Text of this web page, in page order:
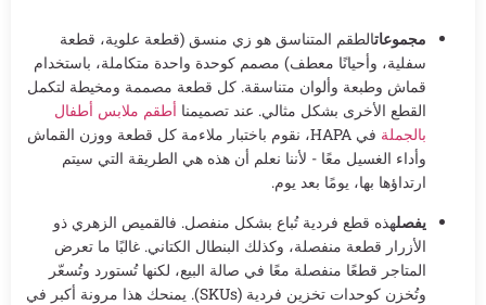
مجموعاتالطقم المتناسق هو زي منسق (قطعة علوية، قطعة
سفلية، وأحيانًا معطف) مصمم كوحدة واحدة متكاملة، باستخدام
قماش وطبعة وألوان متناسقة. كل قطعة مصممة ومخيطة لتكمل
القطع الأخرى بشكل مثالي. عند تصميمنا أطقم ملابس أطفال
بالجملة
في HAPA، نقوم باختبار ملاءمة كل قطعة ووزن القماش
وأداء الغسيل معًا - لأننا نعلم أن هذه هي الطريقة التي سيتم
ارتداؤها بها، يومًا بعد يوم.
يفصلهذه قطع فردية تُباع بشكل منفصل. فالقميص الزهري ذو
الأزرار قطعة منفصلة، وكذلك البنطال الكتاني. غالبًا ما تعرض
المتاجر قطعًا منفصلة معًا في صالة البيع، لكنها تُستورد وتُسعّر
وتُخزن كوحدات تخزين فردية (SKUs). يمنحك هذا مرونة أكبر في